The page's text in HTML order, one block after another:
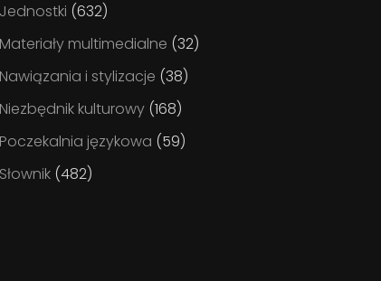
Jednostki (632)
Materiały multimedialne (32)
Nawiązania i stylizacje (38)
Niezbędnik kulturowy (168)
Poczekalnia językowa (59)
Słownik (482)